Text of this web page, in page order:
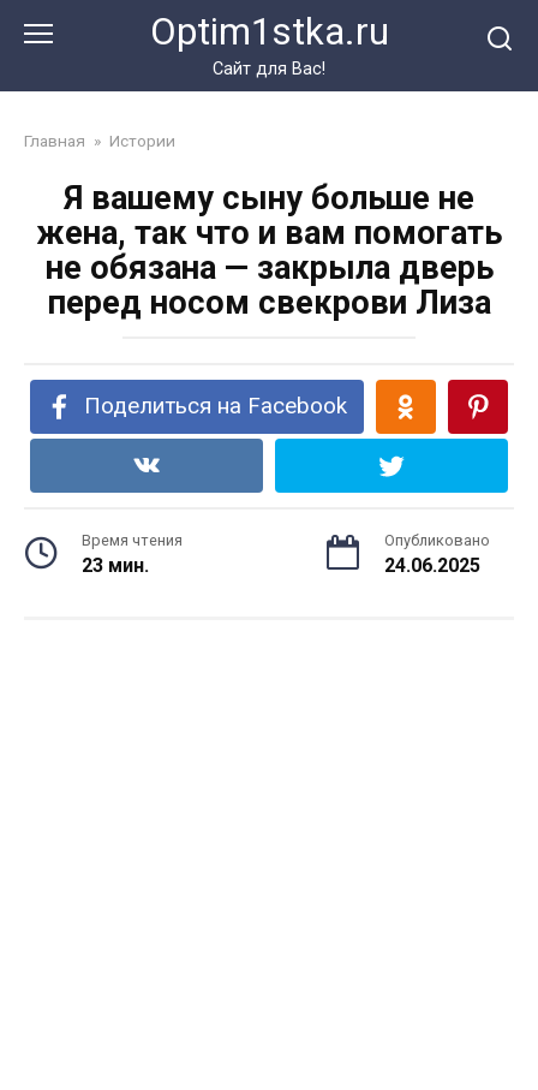
Optim1stka.ru
Сайт для Вас!
Главная » Истории
Я вашему сыну больше не
жена, так что и вам помогать
не обязана — закрыла дверь
перед носом свекрови Лиза
Поделиться на Facebook
Время чтения
23 мин.
Опубликовано
24.06.2025